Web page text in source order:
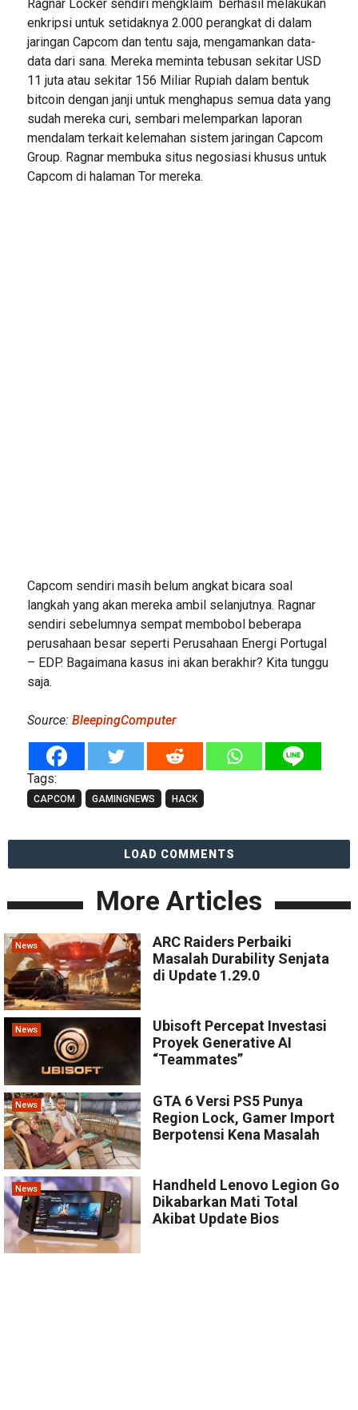
Ragnar Locker sendiri mengklaim berhasil melakukan
enkripsi untuk setidaknya 2.000 perangkat di dalam
jaringan Capcom dan tentu saja, mengamankan data-
data dari sana. Mereka meminta tebusan sekitar USD
11 juta atau sekitar 156 Miliar Rupiah dalam bentuk
bitcoin dengan janji untuk menghapus semua data yang
sudah mereka curi, sembari melemparkan laporan
mendalam terkait kelemahan sistem jaringan Capcom
Group. Ragnar membuka situs negosiasi khusus untuk
Capcom di halaman Tor mereka.
Capcom sendiri masih belum angkat bicara soal
langkah yang akan mereka ambil selanjutnya. Ragnar
sendiri sebelumnya sempat membobol beberapa
perusahaan besar seperti Perusahaan Energi Portugal
– EDP. Bagaimana kasus ini akan berakhir? Kita tunggu
saja.
Source: BleepingComputer
Tags:
CAPCOM GAMINGNEWS HACK
LOAD COMMENTS
More Articles
News
ARC Raiders Perbaiki
Masalah Durability Senjata
di Update 1.29.0
News
Ubisoft Percepat Investasi
Proyek Generative AI
“Teammates”
News
GTA 6 Versi PS5 Punya
Region Lock, Gamer Import
Berpotensi Kena Masalah
News
Handheld Lenovo Legion Go
Dikabarkan Mati Total
Akibat Update Bios